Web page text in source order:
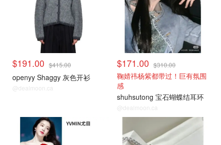
$191.00 $415.00
openyy Shaggy 灰色开衫
@dealmoon.ca
$171.00 $310.00
鞠婧祎杨紫都带过！巨有氛围
感
shuhsutong 宝石蝴蝶结耳环
@dealmoon.ca
时尚首饰